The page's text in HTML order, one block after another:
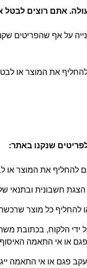
אתם רוצים לבטל
על אף שהפריטים
או לבטל את העסקה,
שנקנו באתר:
את המוצר או
הצגת חשבונית
מוצר שרכשתם באתר בתוך 14 יום
או אי התאמה
אי התאמה ייגבו דמי ביטול